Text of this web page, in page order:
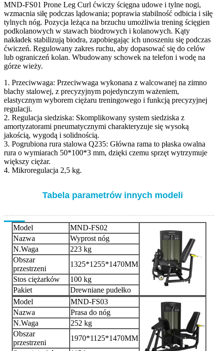
MND-FS01 Prone Leg Curl ćwiczy ścięgna udowe i tylne nogi,
wzmacnia siłę podczas lądowania; poprawia stabilność odbicia i siłę
tylnych nóg. Pozycja leżąca na brzuchu umożliwia trening ścięgien
podkolanowych w stawach biodrowych i kolanowych. Kąty
nakładek stabilizują biodra, zapobiegając ich unoszeniu się podczas
ćwiczeń. Regulowany zakres ruchu, aby dopasować się do celów
lub ograniczeń kolan. Wbudowany schowek na telefon i wodę na
górze wieży.
1. Przeciwwaga: Przeciwwaga wykonana z walcowanej na zimno
blachy stalowej, z precyzyjnym pojedynczym ważeniem,
elastycznym wyborem ciężaru treningowego i funkcją precyzyjnej
regulacji.
2. Regulacja siedziska: Skomplikowany system siedziska z
amortyzatorami pneumatycznymi charakteryzuje się wysoką
jakością, wygodą i solidnością.
3. Pogrubiona rura stalowa Q235: Główna rama to płaska owalna
rura o wymiarach 50*100*3 mm, dzięki czemu sprzęt wytrzymuje
większy ciężar.
4. Mikroregulacja 2,5 kg.
Tabela parametrów innych modeli
Model
MND-FS02
Nazwa
Wyprost nóg
N.Waga
223 kg
Obszar
przestrzeni
1325*1255*1470MM
Stos ciężarków
100 kg
Pakiet
Drewniane pudełko
Model
MND-FS03
Nazwa
Prasa do nóg
N.Waga
252 kg
Obszar
przestrzeni
1970*1125*1470MM